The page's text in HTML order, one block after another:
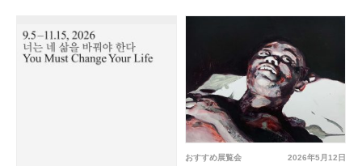
2026年5月12日
おすすめ展覧会